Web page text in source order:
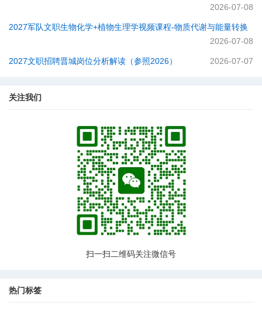
2026-07-08
2027军队文职生物化学+植物生理学视频课程-物质代谢与能量转换
2026-07-08
2027文职招聘晋城岗位分析解读（参照2026） 2026-07-07
关注我们
扫一扫二维码关注微信号
热门标签